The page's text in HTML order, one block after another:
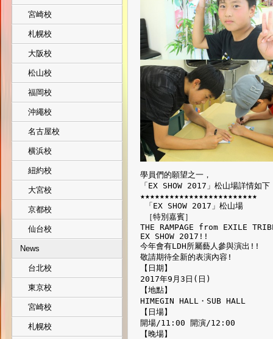
宮崎校
札幌校
大阪校
松山校
福岡校
沖繩校
名古屋校
横浜校
紐約校
大宮校
京都校
仙台校
News
台北校
東京校
宮崎校
札幌校
學員們的願望之一，
「EX SHOW 2017」松山場詳情如下
★★★★★★★★★★★★★★★★★★★★★★★★
「EX SHOW 2017」松山場
［特別嘉賓］
THE RAMPAGE from EXILE
EX SHOW 2017!!
今年會有LDH所屬藝人參與演出!!
敬請期待全新的表演內容!
【日期】
2017年9月3日(日)
【地點】
HIMEGIN HALL・SUB HALL
【日場】
開場/11:00 開演/12:00
【晚場】